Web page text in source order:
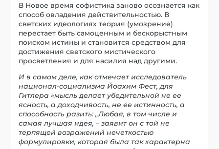
В Новое время софистика заново осознается как
способ овладения действительностью. В
светских идеологиях теория (умозрение)
перестает быть самоценным и бескорыстным
поиском истины и становится средством для
достижения светского мистического
просветления и для насилия над другими.
И в самом деле, как отмечает исследователь
национал-социализма Йоахим Фест, для
Гитлера «мысль делает убедительной не ее
ясность, а доходчивость, не ее истинность, а
способность разить: „Любая, в том числе и
самая лучшая идея, – заявит он с той не
терпящей возражений нечеткостью
формулировки, которая была так характерна